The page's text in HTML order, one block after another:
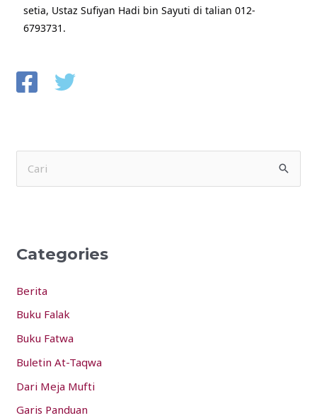
setia, Ustaz Sufiyan Hadi bin Sayuti di talian 012-
6793731.
c
f
o
r
:
Categories
Berita
Buku Falak
Buku Fatwa
Buletin At-Taqwa
Dari Meja Mufti
Garis Panduan